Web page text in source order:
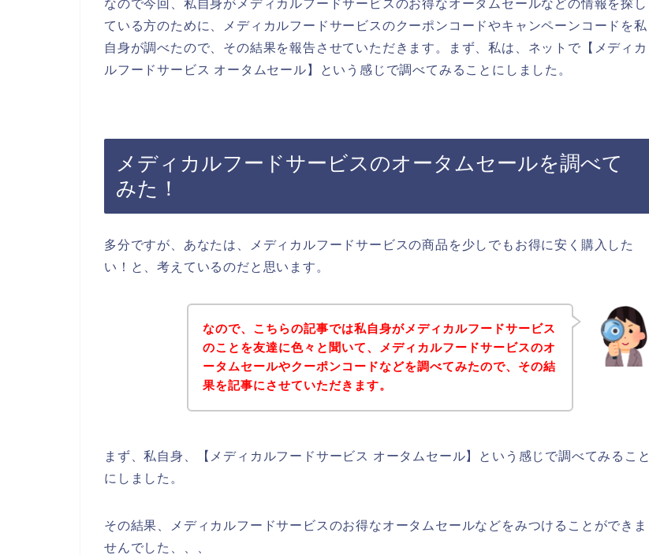
なので今回、私自身がメディカルフードサービスのお得なオータムセールなどの情報を探し
ている方のために、メディカルフードサービスのクーポンコードやキャンペーンコードを私
自身が調べたので、その結果を報告させていただきます。まず、私は、ネットで【メディカ
ルフードサービス オータムセール】という感じで調べてみることにしました。
メディカルフードサービスのオータムセールを調べて
みた！
多分ですが、あなたは、メディカルフードサービスの商品を少しでもお得に安く購入した
い！と、考えているのだと思います。
なので、こちらの記事では私自身がメディカルフードサービス
のことを友達に色々と聞いて、メディカルフードサービスのオ
ータムセールやクーポンコードなどを調べてみたので、その結
果を記事にさせていただきます。
まず、私自身、【メディカルフードサービス オータムセール】という感じで調べてみること
にしました。
その結果、メディカルフードサービスのお得なオータムセールなどをみつけることができま
せんでした、、、